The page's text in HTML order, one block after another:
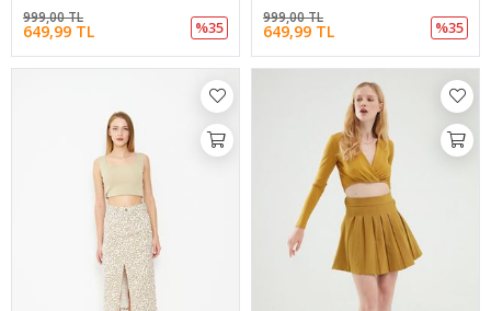
649,99 TL
999,00 TL
%35 649,99 TL
999,00 TL
%35